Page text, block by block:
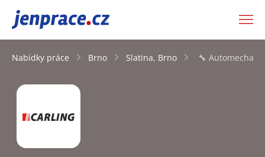
JenPráce.cz
Nabídky práce Brno Slatina, Brno 🔧